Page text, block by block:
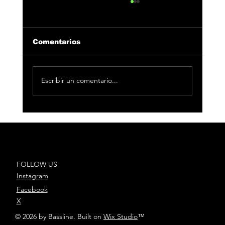
Comentarios
Escribir un comentario...
FOLLOW US
Instagram
Facebook
X
© 2026 by Bassline. Built on Wix Studio™